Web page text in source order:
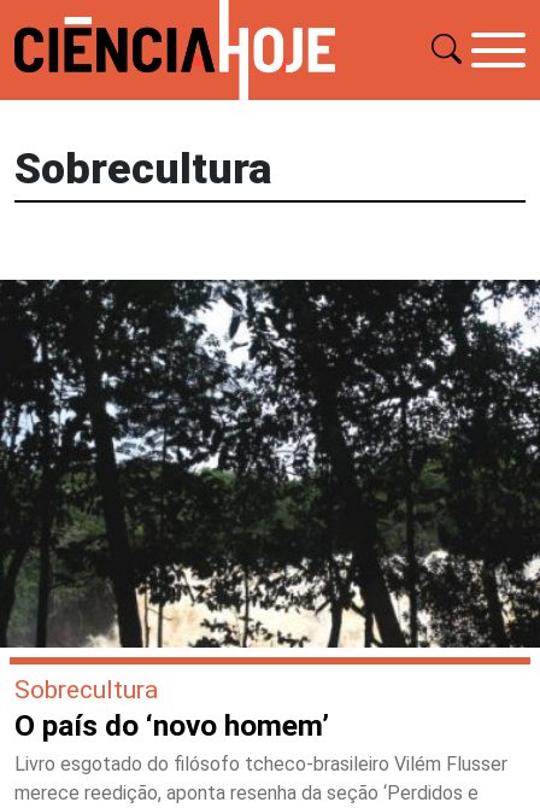
Sobrecultura
Sobrecultura
O país do ‘novo homem’
Livro esgotado do filósofo tcheco-brasileiro Vilém Flusser
merece reedição, aponta resenha da seção ‘Perdidos e